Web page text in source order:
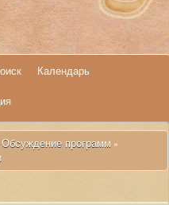
Календарь
Обсуждение программ »